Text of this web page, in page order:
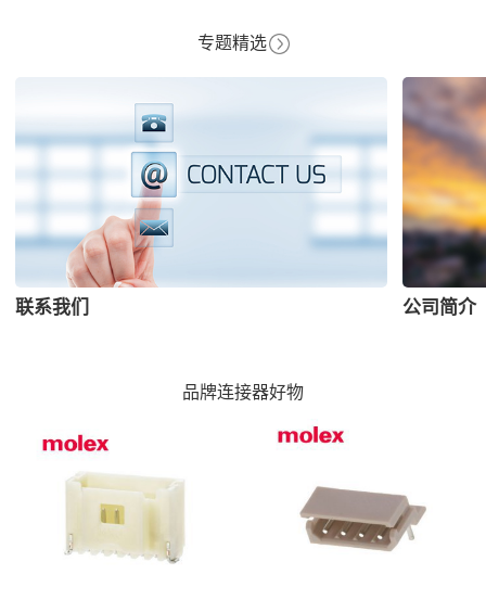
专题精选
联系我们 公司简介
品牌连接器好物